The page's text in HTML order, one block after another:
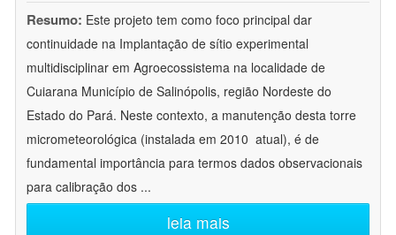
Resumo: Este projeto tem como foco principal dar
continuidade na Implantação de sítio experimental
multidisciplinar em Agroecossistema na localidade de
Cuiarana Município de Salinópolis, região Nordeste do
Estado do Pará. Neste contexto, a manutenção desta torre
micrometeorológica (instalada em 2010  atual), é de
fundamental importância para termos dados observacionais
para calibração dos ...
leia mais